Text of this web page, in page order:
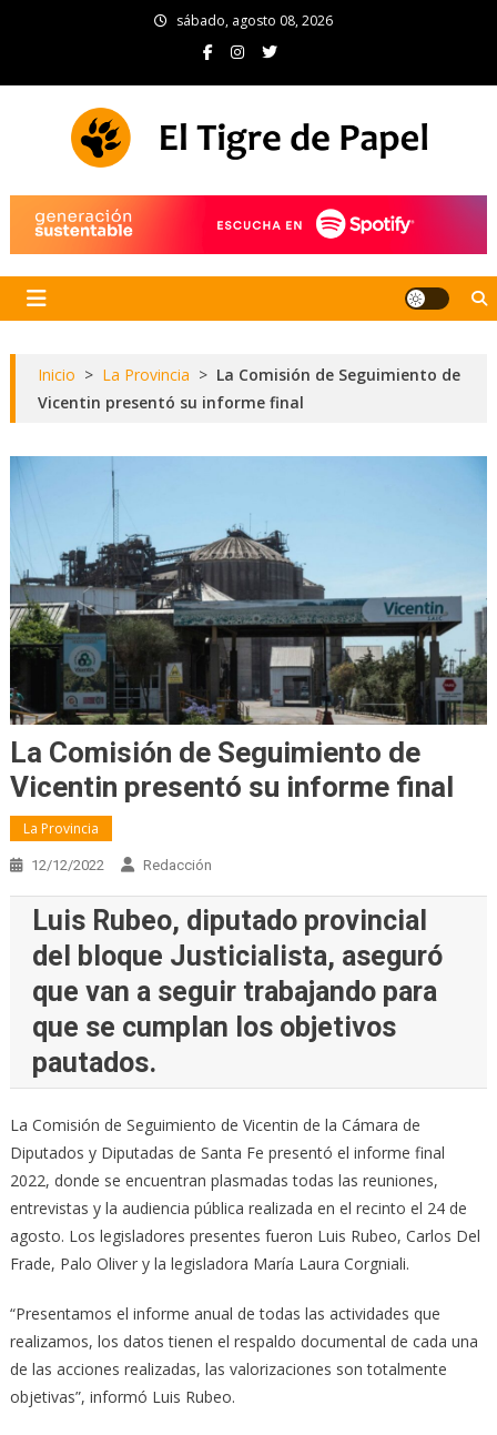
sábado, agosto 08, 2026
Inicio > La Provincia > La Comisión de Seguimiento de
Vicentin presentó su informe final
La Comisión de Seguimiento de
Vicentin presentó su informe final
La Provincia
12/12/2022 Redacción
Luis Rubeo, diputado provincial
del bloque Justicialista, aseguró
que van a seguir trabajando para
que se cumplan los objetivos
pautados.
La Comisión de Seguimiento de Vicentin de la Cámara de
Diputados y Diputadas de Santa Fe presentó el informe final
2022, donde se encuentran plasmadas todas las reuniones,
entrevistas y la audiencia pública realizada en el recinto el 24 de
agosto. Los legisladores presentes fueron Luis Rubeo, Carlos Del
Frade, Palo Oliver y la legisladora María Laura Corgniali.
“Presentamos el informe anual de todas las actividades que
realizamos, los datos tienen el respaldo documental de cada una
de las acciones realizadas, las valorizaciones son totalmente
objetivas”, informó Luis Rubeo.